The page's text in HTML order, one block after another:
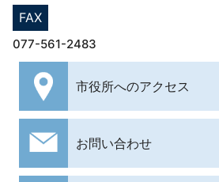
FAX
077-561-2483
市役所へのアクセス
お問い合わせ